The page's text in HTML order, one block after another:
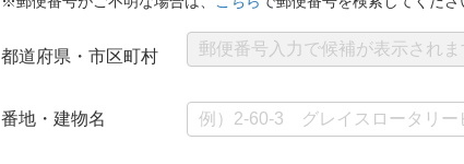
都道府県・市区町村
番地・建物名